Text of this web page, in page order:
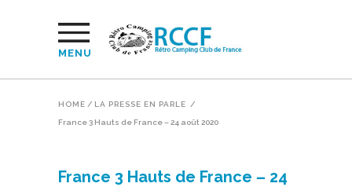
MENU
HOME / LA PRESSE EN PARLE /
France 3 Hauts de France – 24 août 2020
France 3 Hauts de France – 24